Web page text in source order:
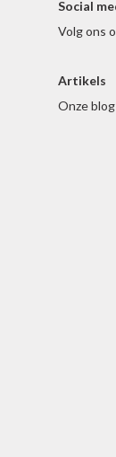
Social
Volg ons
Artikels
Onze blog